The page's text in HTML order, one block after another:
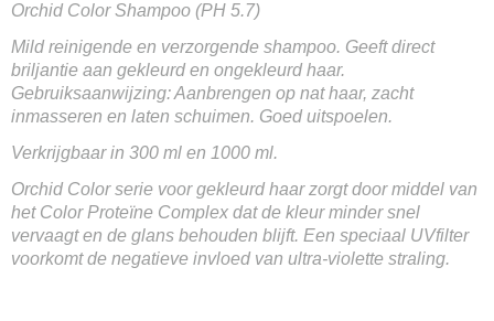
EAN code
Orchid Color Shampoo (PH 5.7)
Mild reinigende en verzorgende shampoo. Geeft direct
briljantie aan gekleurd en ongekleurd haar.
Gebruiksaanwijzing: Aanbrengen op nat haar, zacht
inmasseren en laten schuimen. Goed uitspoelen.
Verkrijgbaar in 300 ml en 1000 ml.
Orchid Color serie voor gekleurd haar zorgt door middel van
het Color Proteïne Complex dat de kleur minder snel
vervaagt en de glans behouden blijft. Een speciaal UVfilter
voorkomt de negatieve invloed van ultra-violette straling.